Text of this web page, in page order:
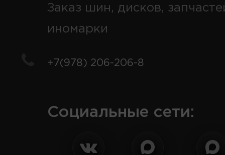
Заказ шин, дисков,
иномарки
+7(978) 206-206-8
Социальные сети: